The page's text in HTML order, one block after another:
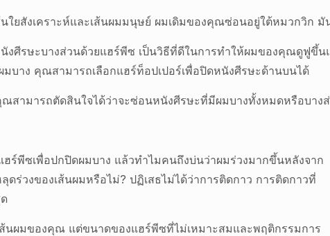
ยสังเคราะห์และเส้นผมมนุษย์ ผมเดิมของคุณซ่อนอยู่ใต้หมวกวิก
ศีรษะบางส่วนด้วยแฮร์พีซ เป็นวิธีที่ดีในการทำให้ผมของคุณดูฟูขึ้
าง คุณสามารถเลือกแฮร์ท็อปเปอร์เพื่อปิดหนังศีรษะด้านบนได้
สามารถตัดสินใจได้ว่าจะซ่อนหนังศีรษะที่มีผมบางทั้งหมดหรือบาง
พีซเพื่อปกปิดผมบาง แล้วทำไมคนถึงบ่นว่าผมร่วงมากขึ้นหลังจาก
ร่วงของเส้นผมหรือไม่? ปฏิเสธไม่ได้ว่าการติดกาว การติดกาวที่
นผมของคุณ แต่ขนาดของแฮร์พีซที่ไม่เหมาะสมและพฤติกรรมการ